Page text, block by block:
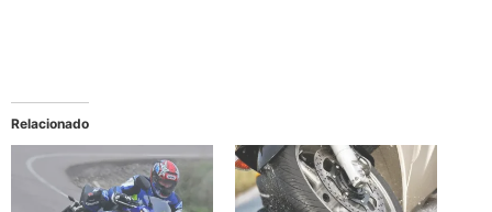
Relacionado